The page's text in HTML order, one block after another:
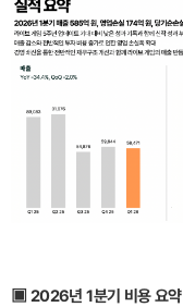
▣ 2026년 1분기 비용 요약